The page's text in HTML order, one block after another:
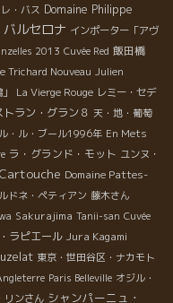
・バス Domaine Philippe
バルセロナ インポーター「アヴ
2013 Cuvée Red 飯田橋
Trichard Nouveau Julien
La Vierge Rouge レミー・セデ
トラン・グラン８ 天・地・葡萄
・ル・ブール1996年 En Mets
ラ・グランド・モット ユンヌ・
Domaine Pattes-
ドネ・ペティアン 藤木さん
Sakurajima Tanii-san Cuvée
ラピエール Jura Kagami
東京・世田谷区・ナカモト
Paris Belleville オジル・
リンさん シャンパーニュ・